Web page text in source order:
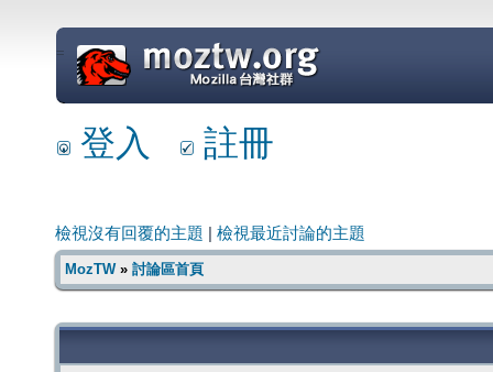
=
登入 註冊
檢視沒有回覆的主題 檢視最近討論的主題
MozTW» 討論區首頁